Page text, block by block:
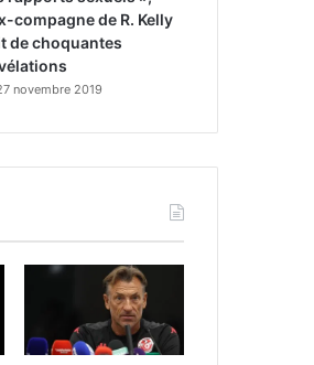
compagne de R. Kelly
de choquantes
novembre 2019